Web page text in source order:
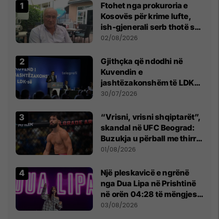
Ftohet nga prokuroria e
Kosovës për krime lufte,
ish-gjenerali serb thotë se
dikush e tradhtoi në
02/08/2026
Gjithçka që ndodhi në
Kuvendin e
jashtëzakonshëm të LDK-
së
30/07/2026
“Vrisni, vrisni shqiptarët”,
skandal në UFC Beograd:
Buzukja u përball me thirrje
anti-shqiptare nga
01/08/2026
Një pleskavicë e ngrënë
nga Dua Lipa në Prishtinë
në orën 04:28 të mëngjesit
- dhe bota digjitale serbe
03/08/2026